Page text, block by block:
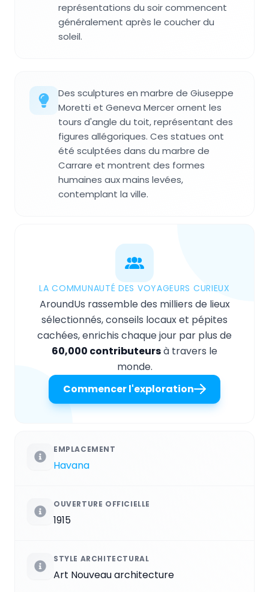
représentations du soir commencent
généralement après le coucher du
soleil.
Des sculptures en marbre de Giuseppe
Moretti et Geneva Mercer ornent les
tours d'angle du toit, représentant des
figures allégoriques. Ces statues ont
été sculptées dans du marbre de
Carrare et montrent des formes
humaines aux mains levées,
contemplant la ville.
LA COMMUNAUTÉ DES VOYAGEURS CURIEUX
AroundUs rassemble des milliers de lieux
sélectionnés, conseils locaux et pépites
cachées, enrichis chaque jour par plus de
60,000 contributeursà travers le
monde.
Commencer l'exploration
EMPLACEMENT
Havana
OUVERTURE OFFICIELLE
1915
STYLE ARCHITECTURAL
Art Nouveau architecture